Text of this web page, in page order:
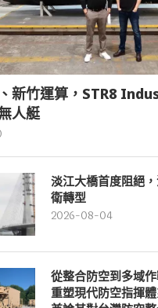
新竹運算，STR8
人艇
淡江大橋首度阻絕
衛轉型
2026-08-04
從整合防空到多域
重塑現代防空指揮